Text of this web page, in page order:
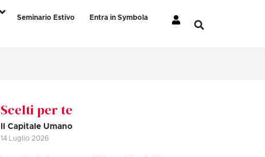
Seminario Estivo
Entra in Symbola
Scelti per te
Il Capitale Umano
14 Luglio 2026